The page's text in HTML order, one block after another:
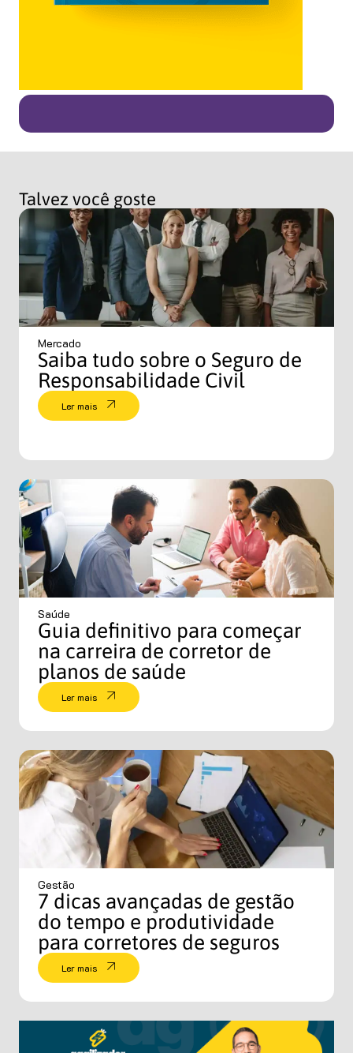
Talvez você goste
Mercado
Saiba tudo sobre o Seguro de
Responsabilidade Civil
Ler mais
Saúde
Guia definitivo para começar
na carreira de corretor de
planos de saúde
Ler mais
Gestão
7 dicas avançadas de gestão
do tempo e produtividade
para corretores de seguros
Ler mais